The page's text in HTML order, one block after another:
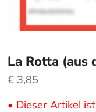
La Rotta (aus
€ 3,85
• Dieser Artikel